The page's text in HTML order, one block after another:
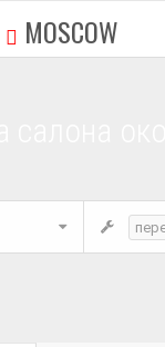
MOSCOW